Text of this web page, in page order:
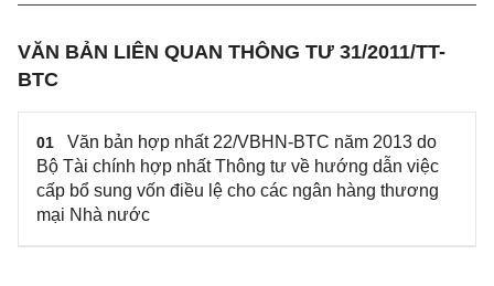
VĂN BẢN LIÊN QUAN THÔNG TƯ 31/2011/TT-
BTC
01
Văn bản hợp nhất 22/VBHN-BTC năm 2013 do
Bộ Tài chính hợp nhất Thông tư về hướng dẫn việc
cấp bổ sung vốn điều lệ cho các ngân hàng thương
mại Nhà nước